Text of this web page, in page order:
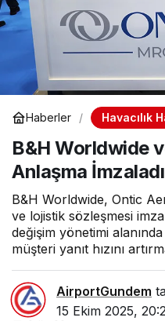
Haberler Havacılık
B&H Worldwide
Anlaşma İmzaladı
B&H Worldwide, Ontic
ve lojistik sözleşmesi
değişim yönetimi
müşteri yanıt hızını
AirportGundem
15 Ekim 2025,